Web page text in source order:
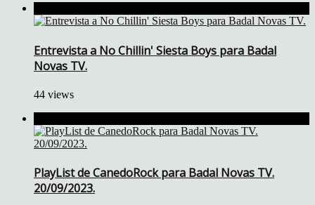
Entrevista a No Chillin' Siesta Boys para Badal
Novas TV.
44 views
PlayList de CanedoRock para Badal Novas TV.
20/09/2023.